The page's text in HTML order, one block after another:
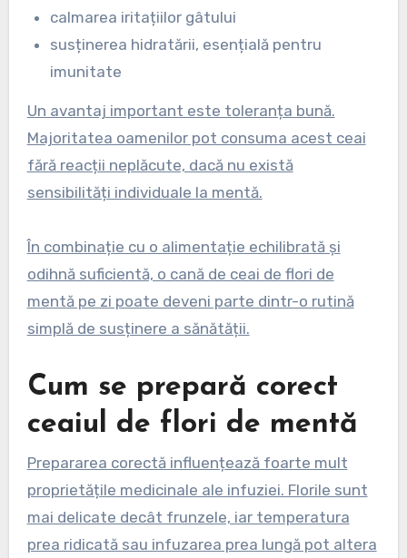
calmarea iritațiilor gâtului
susținerea hidratării, esențială pentru
imunitate
Un avantaj important este toleranța bună.
Majoritatea oamenilor pot consuma acest ceai
fără reacții neplăcute, dacă nu există
sensibilități individuale la mentă.
În combinație cu o alimentație echilibrată și
odihnă suficientă, o cană de ceai de flori de
mentă pe zi poate deveni parte dintr-o rutină
simplă de susținere a sănătății.
Cum se prepară corect
ceaiul de flori de mentă
Prepararea corectă influențează foarte mult
proprietățile medicinale ale infuziei. Florile sunt
mai delicate decât frunzele, iar temperatura
prea ridicată sau infuzarea prea lungă pot altera